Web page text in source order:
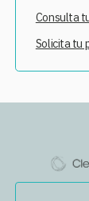
Consulta
Solicita tu